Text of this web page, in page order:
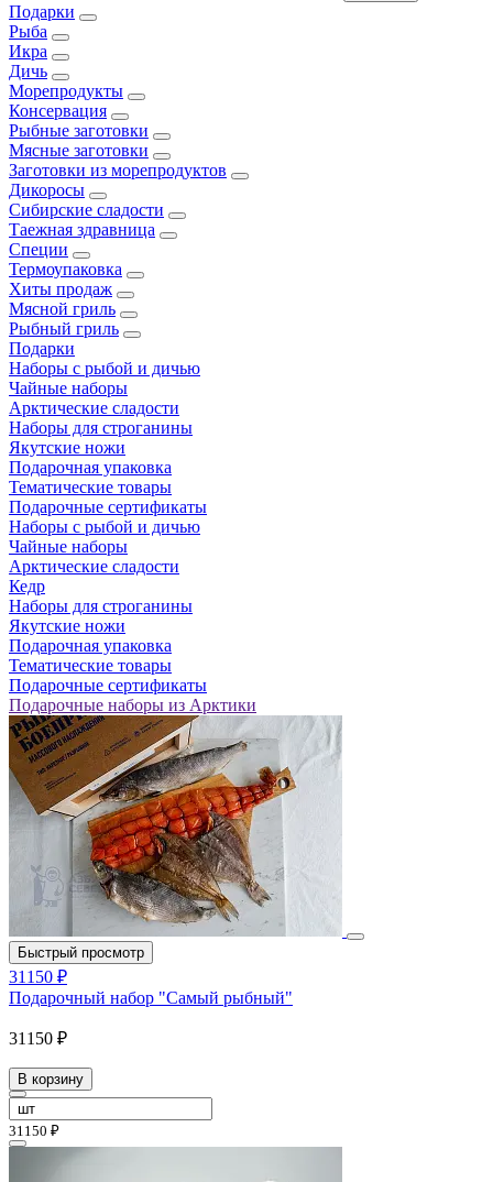
Подарки
Рыба
Икра
Дичь
Морепродукты
Консервация
Рыбные заготовки
Мясные заготовки
Заготовки из морепродуктов
Дикоросы
Сибирские сладости
Таежная здравница
Специи
Термоупаковка
Хиты продаж
Мясной гриль
Рыбный гриль
Подарки
Наборы с рыбой и дичью
Чайные наборы
Арктические сладости
Наборы для строганины
Якутские ножи
Подарочная упаковка
Тематические товары
Подарочные сертификаты
Наборы с рыбой и дичью
Чайные наборы
Арктические сладости
Кедр
Наборы для строганины
Якутские ножи
Подарочная упаковка
Тематические товары
Подарочные сертификаты
Подарочные наборы из Арктики
Быстрый просмотр
31150 ₽
Подарочный набор "Самый рыбный"
31150 ₽
В корзину
31150 ₽